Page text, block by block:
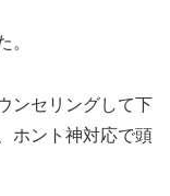
。
ンセリングして下
ホント神対応で頭